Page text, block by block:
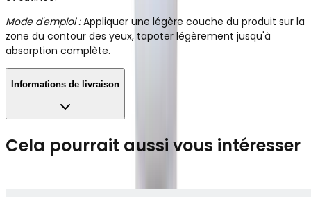
Mode d'emploi :Appliquer une légère couche du produit sur la
zone du contour des yeux, tapoter légèrement jusqu'à
absorption complète.
Informations de livraison
Cela pourrait aussi vous intéresser